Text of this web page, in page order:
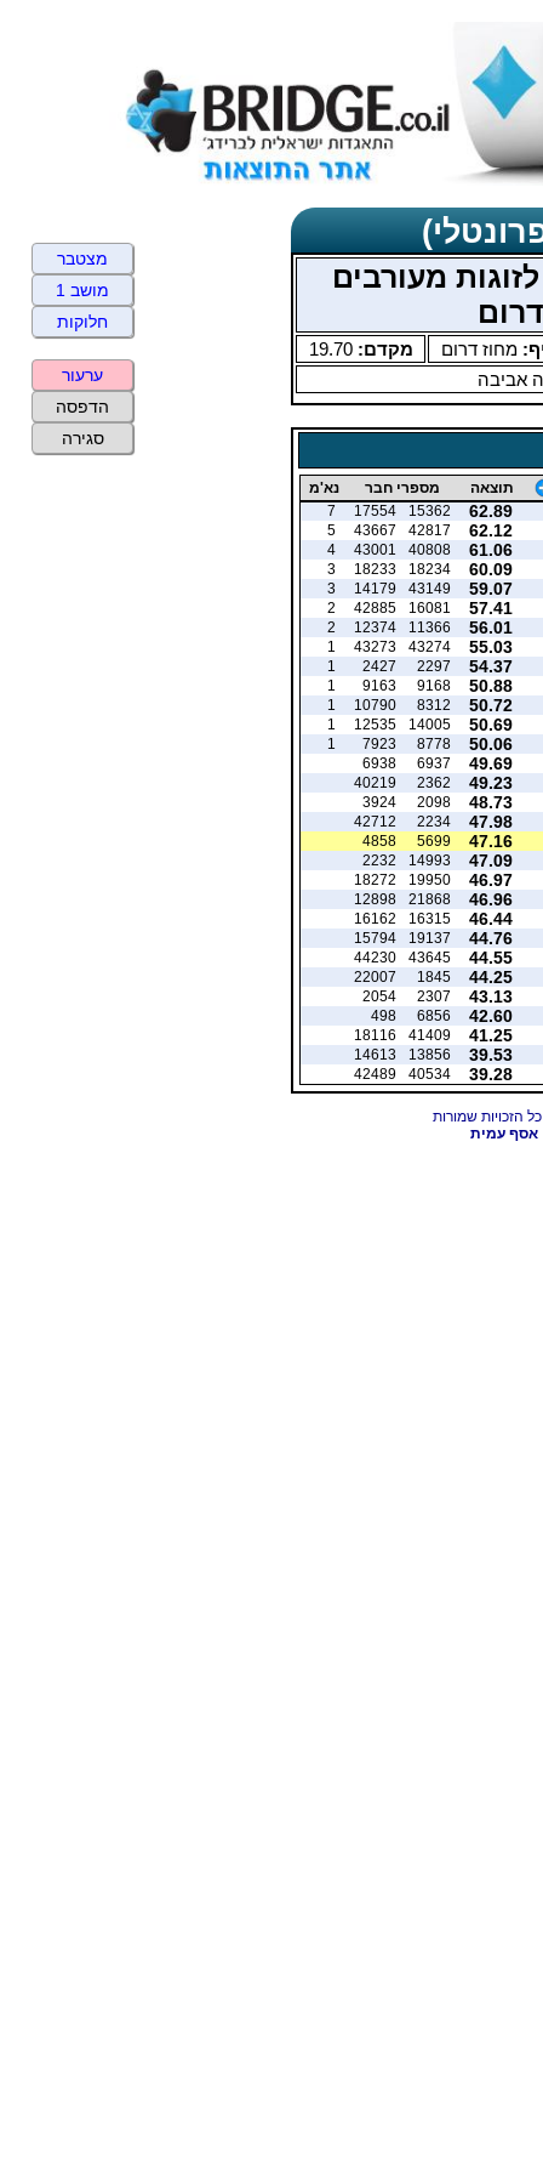
מעורבים
מחוז דרום מקדם:19.70
אביבה
תוצאה מספרי חבר נא'מ
62.89
15362
17554
7
62.12
42817
43667
5
61.06
40808
43001
4
60.09
18234
18233
3
59.07
43149
14179
3
57.41
16081
42885
2
56.01
11366
12374
2
55.03
43274
43273
1
54.37
2297
2427
1
50.88
9168
9163
1
50.72
8312
10790
1
50.69
14005
12535
1
50.06
8778
7923
1
49.69
6937
6938
49.23
2362
40219
48.73
2098
3924
47.98
2234
42712
47.16
5699
4858
47.09
14993
2232
46.97
19950
18272
46.96
21868
12898
46.44
16315
16162
44.76
19137
15794
44.55
43645
44230
44.25
1845
22007
43.13
2307
2054
42.60
6856
498
41.25
41409
18116
39.53
13856
14613
39.28
40534
42489
אסף עמית
מצטבר
מושב 1
חלוקות
ערעור
הדפסה
סגירה